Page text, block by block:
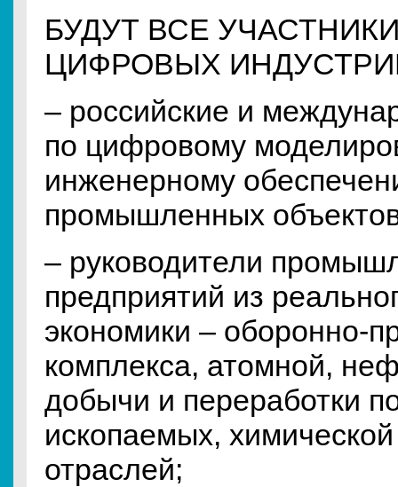
БУДУТ ВСЕ
ЦИФРОВЫХ
– российские и
по цифровому
инженерному
промышленных
– руководители
предприятий из
экономики – оборонно-
комплекса, атомной,
добычи и переработки
ископаемых, химической
отраслей;